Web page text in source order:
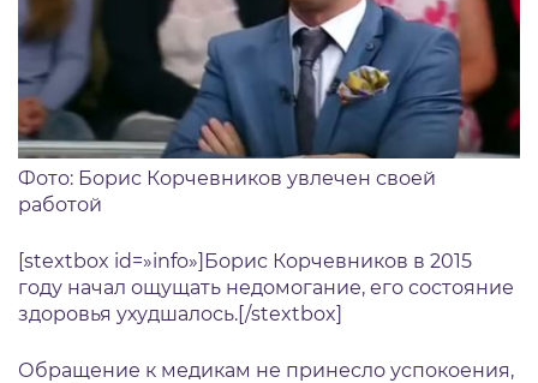
Фото: Борис Корчевников увлечен своей
работой
[stextbox id=»info»]Борис Корчевников в 2015
году начал ощущать недомогание, его состояние
здоровья ухудшалось.[/stextbox]
Обращение к медикам не принесло успокоения,